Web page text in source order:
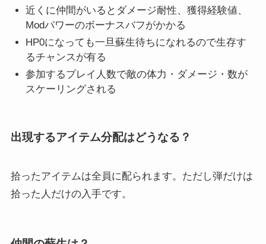
近くに仲間がいるとダメージ耐性、獲得経験値、
Modパワーのボーナスバフがかかる
HP0になっても一旦蘇生待ちになれるので生存す
るチャンスが有る
参加するプレイ人数で敵の体力・ダメージ・数が
スケーリングされる
出現するアイテム分配はどうなる？
拾ったアイテムは全員に配られます。ただし弾だけは
拾った人だけの入手です。